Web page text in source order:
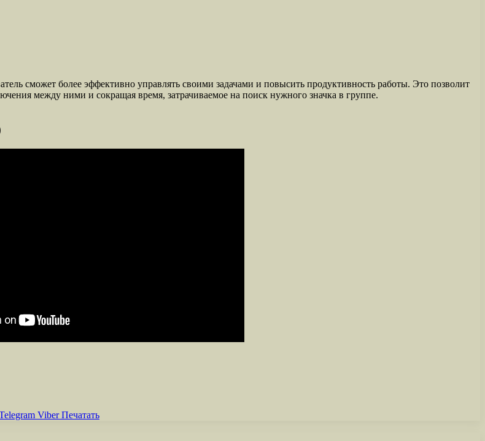
сможет более эффективно управлять своими задачами и повысить продуктивность работы. Это позволит
между ними и сокращая время, затрачиваемое на поиск нужного значка в группе.
Viber Печатать